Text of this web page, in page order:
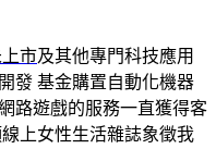
市及其他專門科技應用
發 基金購置自動化機器
路遊戲的服務一直獲得客
上女性生活雜誌象徵我